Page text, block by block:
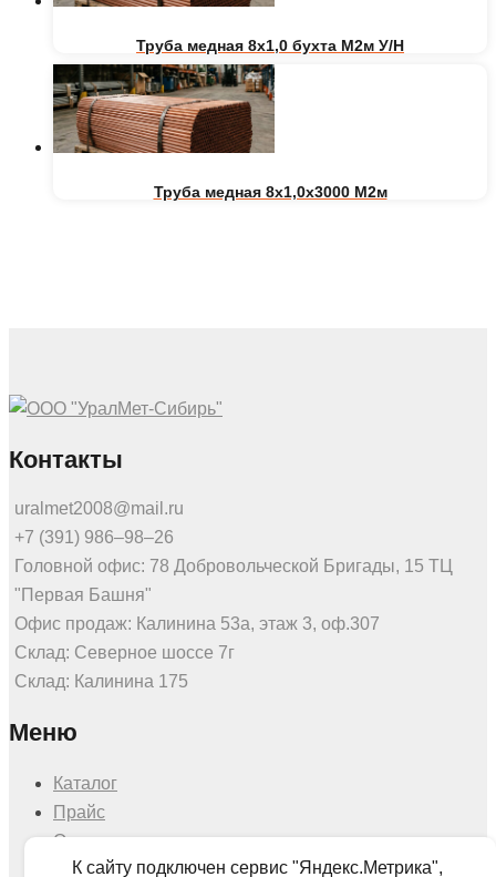
Труба медная 8х1,0 бухта М2м У/Н
Труба медная 8х1,0х3000 М2м
Контакты
uralmet2008@mail.ru
+7 (391) 986‒98‒26
Головной офис: 78 Добровольческой Бригады, 15 ТЦ
"Первая Башня"
Офис продаж: Калинина 53а, этаж 3, оф.307
Склад: Северное шоссе 7г
Склад: Калинина 175
Меню
Каталог
Прайс
О нас
Доставка
К сайту подключен сервис "Яндекс.Метрика",